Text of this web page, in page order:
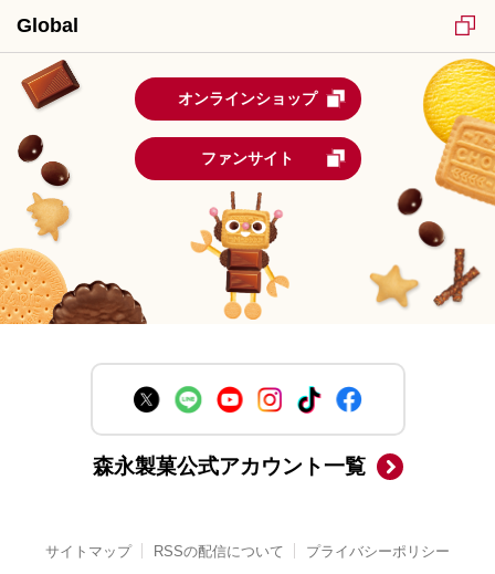
Global
オンラインショップ
ファンサイト
森永製菓公式アカウント一覧
サイトマップ RSSの配信について プライバシーポリシー